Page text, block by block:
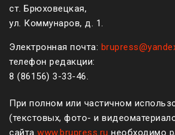
ст. Брюховецкая,
ул. Коммунаров, д. 1.
Электронная почта:
телефон редакции:
8 (861 56) 3-33-46.
При полном или частичном
(текстовых, фото- и
сайта www.brupress.ru необходимо